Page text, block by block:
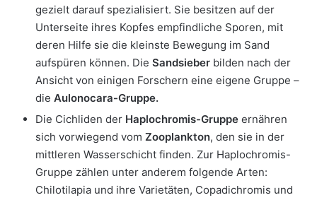
gezielt darauf spezialisiert. Sie besitzen auf der
Unterseite ihres Kopfes empfindliche Sporen, mit
deren Hilfe sie die kleinste Bewegung im Sand
aufspüren können. Die Sandsieber bilden nach der
Ansicht von einigen Forschern eine eigene Gruppe –
die Aulonocara-Gruppe.
Die Cichliden der Haplochromis-Gruppe ernähren
sich vorwiegend vom Zooplankton, den sie in der
mittleren Wasserschicht finden. Zur Haplochromis-
Gruppe zählen unter anderem folgende Arten:
Chilotilapia und ihre Varietäten, Copadichromis und